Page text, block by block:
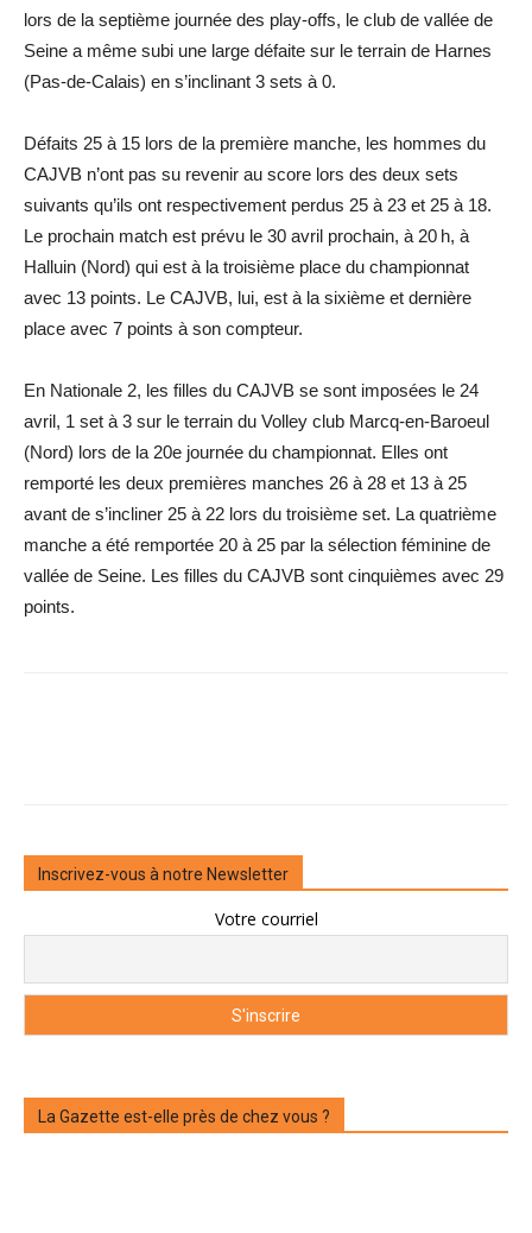
lors de la septième journée des play-offs, le club de vallée de
Seine a même subi une large défaite sur le terrain de Harnes
(Pas-de-Calais) en ­s’inclinant 3 sets à 0.
Défaits 25 à 15 lors de la première manche, les hommes du
CAJVB n’ont pas su revenir au score lors des deux sets
suivants qu’ils ont respectivement perdus 25 à 23 et 25 à 18.
Le prochain match est prévu le 30 avril prochain, à 20 h, à
Halluin (Nord) qui est à la troisième place du championnat
avec 13 points. Le CAJVB, lui, est à la sixième et dernière
place avec 7 points à son compteur.
En Nationale 2, les filles du CAJVB se sont imposées le 24
avril, 1 set à 3 sur le terrain du Volley club Marcq-en-Baroeul
(Nord) lors de la 20e journée du championnat. Elles ont
remporté les deux premières manches 26 à 28 et 13 à 25
avant de s’incliner 25 à 22 lors du troisième set. La quatrième
manche a été remportée 20 à 25 par la sélection féminine de
vallée de Seine. Les filles du CAJVB sont ­cinquièmes avec 29
points.
Inscrivez-vous à notre Newsletter
Votre courriel
La Gazette est-elle près de chez vous ?